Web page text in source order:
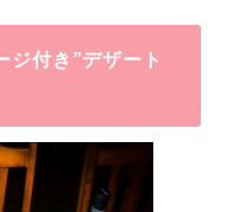
ジ付き”デザート